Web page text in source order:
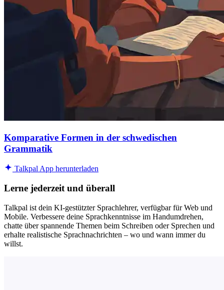
Komparative Formen in der schwedischen
Grammatik
Talkpal App herunterladen
Lerne jederzeit und überall
Talkpal ist dein KI-gestützter Sprachlehrer, verfügbar für Web und
Mobile. Verbessere deine Sprachkenntnisse im Handumdrehen,
chatte über spannende Themen beim Schreiben oder Sprechen und
erhalte realistische Sprachnachrichten – wo und wann immer du
willst.